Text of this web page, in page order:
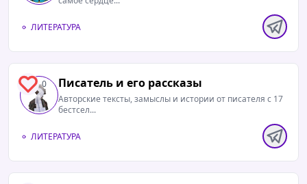
ЛИТЕРАТУРА
0 Писатель и его рассказы
Авторские тексты, замыслы и истории от писателя с 17
бестсел...
ЛИТЕРАТУРА